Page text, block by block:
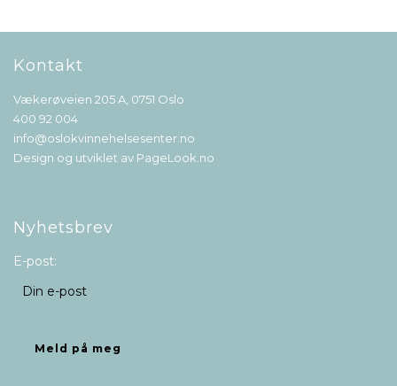
Kontakt
Vækerøveien 205 A, 0751 Oslo
400 92 004
info@oslokvinnehelsesenter.no
Design og utviklet av PageLook.no
Nyhetsbrev
E-post: